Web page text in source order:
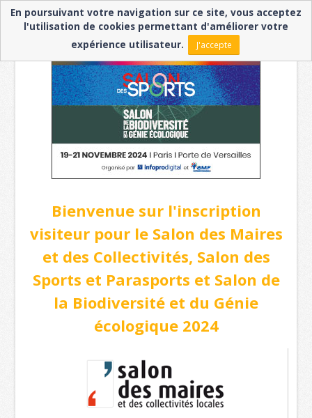
Bienvenue sur l'inscription
visiteur pour le Salon des Maires
et des Collectivités, Salon des
Sports et Parasports et Salon de
la Biodiversité et du Génie
écologique 2024
En poursuivant votre navigation sur ce site, vous acceptez
l'utilisation de cookies permettant d'améliorer votre
expérience utilisateur.
J'accepte